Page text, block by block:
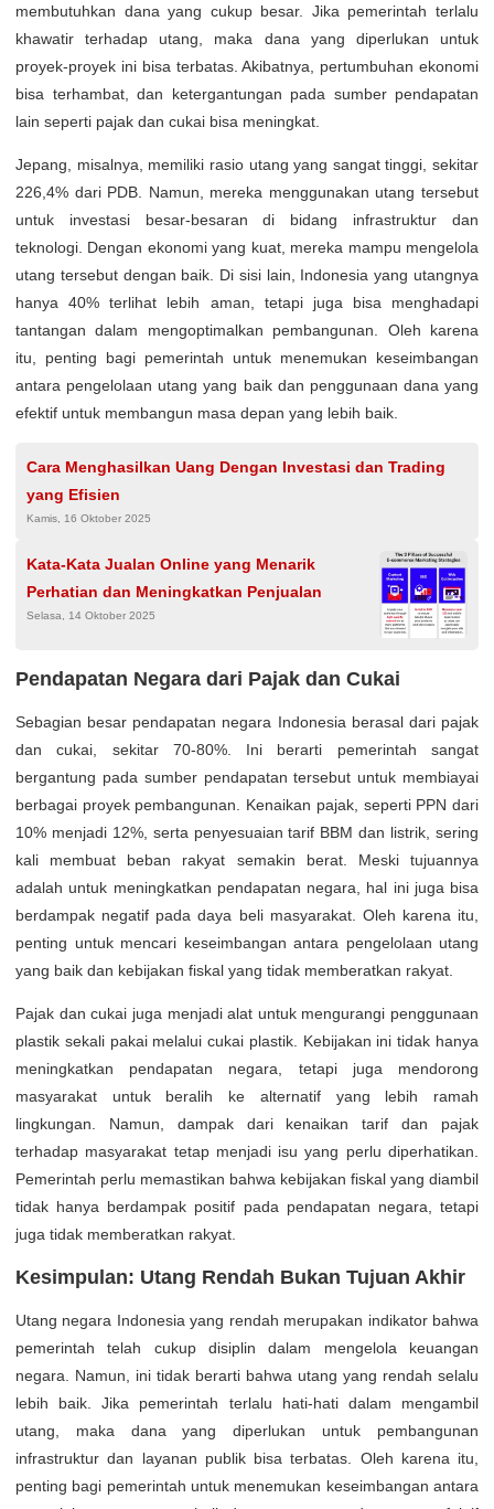
membutuhkan dana yang cukup besar. Jika pemerintah terlalu
khawatir terhadap utang, maka dana yang diperlukan untuk
proyek-proyek ini bisa terbatas. Akibatnya, pertumbuhan ekonomi
bisa terhambat, dan ketergantungan pada sumber pendapatan
lain seperti pajak dan cukai bisa meningkat.
Jepang, misalnya, memiliki rasio utang yang sangat tinggi, sekitar
226,4% dari PDB. Namun, mereka menggunakan utang tersebut
untuk investasi besar-besaran di bidang infrastruktur dan
teknologi. Dengan ekonomi yang kuat, mereka mampu mengelola
utang tersebut dengan baik. Di sisi lain, Indonesia yang utangnya
hanya 40% terlihat lebih aman, tetapi juga bisa menghadapi
tantangan dalam mengoptimalkan pembangunan. Oleh karena
itu, penting bagi pemerintah untuk menemukan keseimbangan
antara pengelolaan utang yang baik dan penggunaan dana yang
efektif untuk membangun masa depan yang lebih baik.
Cara Menghasilkan Uang Dengan Investasi dan Trading
yang Efisien
Kamis, 16 Oktober 2025
Kata-Kata Jualan Online yang Menarik
Perhatian dan Meningkatkan Penjualan
Selasa, 14 Oktober 2025
Pendapatan Negara dari Pajak dan Cukai
Sebagian besar pendapatan negara Indonesia berasal dari pajak
dan cukai, sekitar 70-80%. Ini berarti pemerintah sangat
bergantung pada sumber pendapatan tersebut untuk membiayai
berbagai proyek pembangunan. Kenaikan pajak, seperti PPN dari
10% menjadi 12%, serta penyesuaian tarif BBM dan listrik, sering
kali membuat beban rakyat semakin berat. Meski tujuannya
adalah untuk meningkatkan pendapatan negara, hal ini juga bisa
berdampak negatif pada daya beli masyarakat. Oleh karena itu,
penting untuk mencari keseimbangan antara pengelolaan utang
yang baik dan kebijakan fiskal yang tidak memberatkan rakyat.
Pajak dan cukai juga menjadi alat untuk mengurangi penggunaan
plastik sekali pakai melalui cukai plastik. Kebijakan ini tidak hanya
meningkatkan pendapatan negara, tetapi juga mendorong
masyarakat untuk beralih ke alternatif yang lebih ramah
lingkungan. Namun, dampak dari kenaikan tarif dan pajak
terhadap masyarakat tetap menjadi isu yang perlu diperhatikan.
Pemerintah perlu memastikan bahwa kebijakan fiskal yang diambil
tidak hanya berdampak positif pada pendapatan negara, tetapi
juga tidak memberatkan rakyat.
Kesimpulan: Utang Rendah Bukan Tujuan Akhir
Utang negara Indonesia yang rendah merupakan indikator bahwa
pemerintah telah cukup disiplin dalam mengelola keuangan
negara. Namun, ini tidak berarti bahwa utang yang rendah selalu
lebih baik. Jika pemerintah terlalu hati-hati dalam mengambil
utang, maka dana yang diperlukan untuk pembangunan
infrastruktur dan layanan publik bisa terbatas. Oleh karena itu,
penting bagi pemerintah untuk menemukan keseimbangan antara